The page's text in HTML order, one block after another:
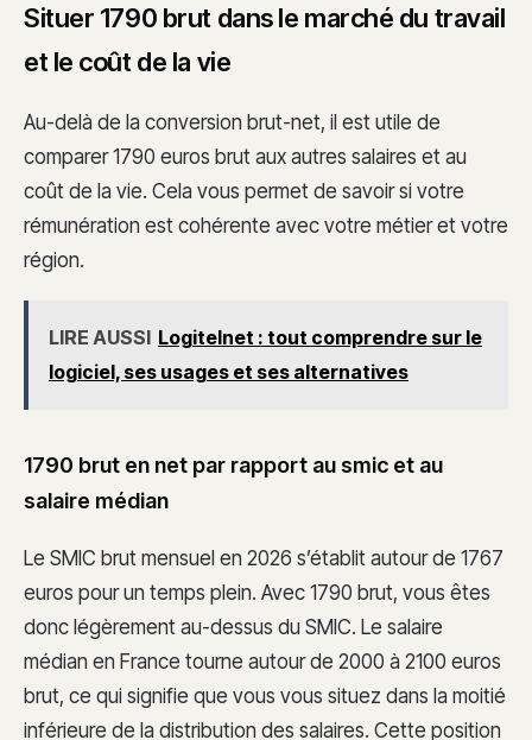
Situer 1790 brut dans le marché du travail
et le coût de la vie
Au-delà de la conversion brut-net, il est utile de
comparer 1790 euros brut aux autres salaires et au
coût de la vie. Cela vous permet de savoir si votre
rémunération est cohérente avec votre métier et votre
région.
LIRE AUSSI Logitelnet : tout comprendre sur le
logiciel, ses usages et ses alternatives
1790 brut en net par rapport au smic et au
salaire médian
Le SMIC brut mensuel en 2026 s’établit autour de 1767
euros pour un temps plein. Avec 1790 brut, vous êtes
donc légèrement au-dessus du SMIC. Le salaire
médian en France tourne autour de 2000 à 2100 euros
brut, ce qui signifie que vous vous situez dans la moitié
inférieure de la distribution des salaires. Cette position